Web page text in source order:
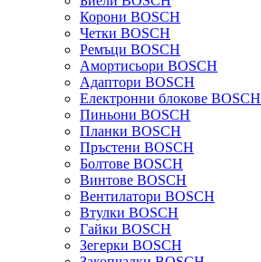
Корони BOSCH
Четки BOSCH
Ремъци BOSCH
Амортисьори BOSCH
Адаптори BOSCH
Електронни блокове BOSCH
Пиньони BOSCH
Планки BOSCH
Пръстени BOSCH
Болтове BOSCH
Винтове BOSCH
Вентилатори BOSCH
Втулки BOSCH
Гайки BOSCH
Зегерки BOSCH